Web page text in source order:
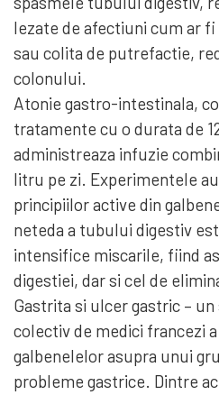
lezate de afectiuni cum ar
sau colita de putrefactie,
colonului.
Atonie gastro-intestinala,
tratamente cu o durata de
administreaza infuzie
litru pe zi. Experimentele
principiilor active din
neteda a tubului digestiv
intensifice miscarile, fiind
digestiei, dar si cel de
Gastrita si ulcer gastric –
colectiv de medici francezi
galbenelelor asupra unui
probleme gastrice. Dintre